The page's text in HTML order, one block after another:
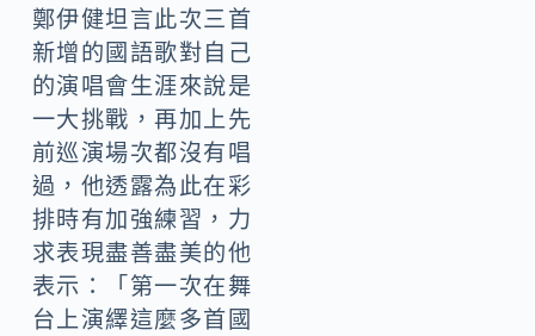
鄭伊健坦言此次三首
新增的國語歌對自己
的演唱會生涯來說是
一大挑戰，再加上先
前巡演場次都沒有唱
過，他透露為此在彩
排時有加強練習，力
求表現盡善盡美的他
表示：「第一次在舞
台上演繹這麼多首國